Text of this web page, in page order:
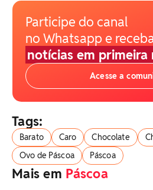
Participe do canal
no Whatsapp e
notícias em primeira
Acesse a
Tags:
Barato Caro Chocolate
Ovo de Páscoa
Páscoa
Mais em Páscoa